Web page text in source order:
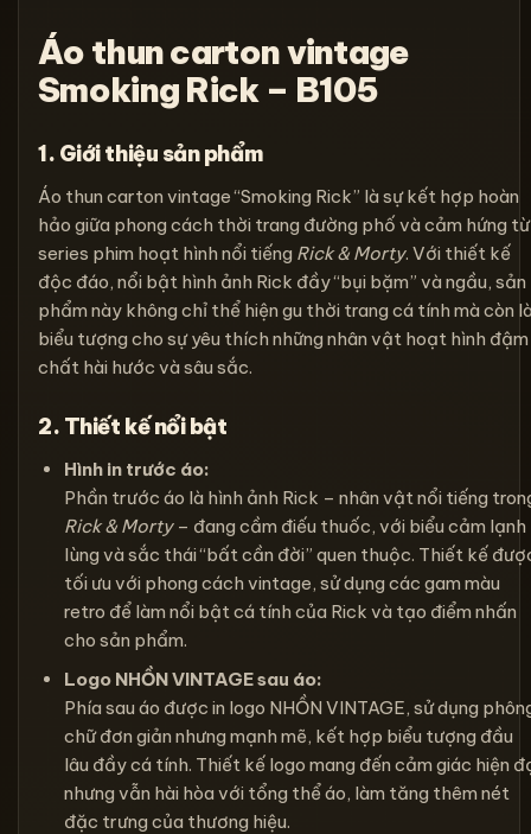
Áo thun carton vintage
Smoking Rick – B105
1. Giới thiệu sản phẩm
Áo thun carton vintage “Smoking Rick” là sự kết hợp hoàn
hảo giữa phong cách thời trang đường phố và cảm hứng từ
series phim hoạt hình nổi tiếng Rick & Morty. Với thiết kế
độc đáo, nổi bật hình ảnh Rick đầy “bụi bặm” và ngầu, sản
phẩm này không chỉ thể hiện gu thời trang cá tính mà còn
biểu tượng cho sự yêu thích những nhân vật hoạt hình đậm
chất hài hước và sâu sắc.
2. Thiết kế nổi bật
Hình in trước áo:
Phần trước áo là hình ảnh Rick – nhân vật nổi tiếng
Rick & Morty– đang cầm điếu thuốc, với biểu cảm lạnh
lùng và sắc thái “bất cần đời” quen thuộc. Thiết kế
tối ưu với phong cách vintage, sử dụng các gam màu
retro để làm nổi bật cá tính của Rick và tạo điểm nhấn
cho sản phẩm.
Logo NHỒN VINTAGE sau áo:
Phía sau áo được in logo NHỒN VINTAGE, sử dụng
chữ đơn giản nhưng mạnh mẽ, kết hợp biểu tượng đầu
lâu đầy cá tính. Thiết kế logo mang đến cảm giác hiện
nhưng vẫn hài hòa với tổng thể áo, làm tăng thêm nét
đặc trưng của thương hiệu.